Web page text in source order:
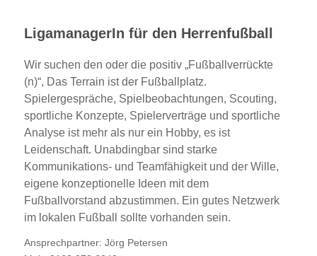
LigamanagerIn für den Herrenfußball
Wir suchen den oder die positiv „Fußballverrückte
(n)“, Das Terrain ist der Fußballplatz.
Spielergespräche, Spielbeobachtungen, Scouting,
sportliche Konzepte, Spielerverträge und sportliche
Analyse ist mehr als nur ein Hobby, es ist
Leidenschaft. Unabdingbar sind starke
Kommunikations- und Teamfähigkeit und der Wille,
eigene konzeptionelle Ideen mit dem
Fußballvorstand abzustimmen. Ein gutes Netzwerk
im lokalen Fußball sollte vorhanden sein.
Ansprechpartner: Jörg Petersen